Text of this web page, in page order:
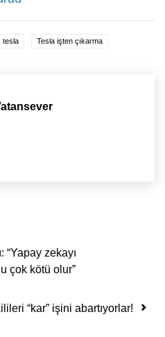
tesla Tesla işten çıkarma
“Yapay zekayı
çok kötü olur”
“kar” işini abartıyorlar!